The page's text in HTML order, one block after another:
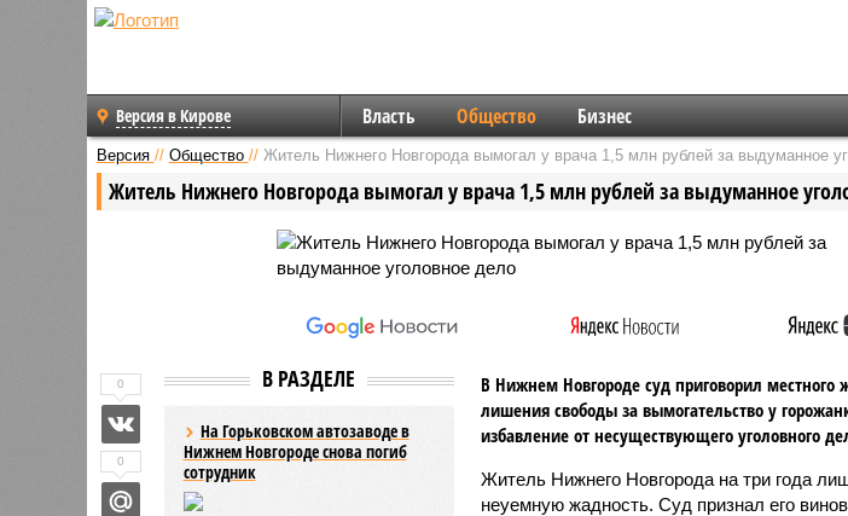
Версия в Кирове Власть Общество Бизнес
Версия // Общество // Житель Нижнего Новгорода вымогал у врача 1,5 млн рублей за выдуманное
Житель Нижнего Новгорода вымогал у врача 1,5 млн рублей за выдуманное
В РАЗДЕЛЕ
На Горьковском автозаводе в
Нижнем Новгороде снова погиб
сотрудник
В Нижнем Новгороде суд приговорил местного
лишения свободы за вымогательство у
избавление от несуществующего уголовного
Житель Нижнего Новгорода на три года
неуемную жадность. Суд признал его
0
0